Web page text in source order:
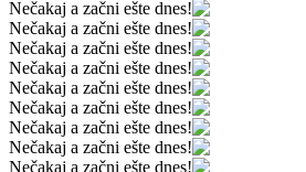
Nečakaj a začni ešte dnes!
Nečakaj a začni ešte dnes!
Nečakaj a začni ešte dnes!
Nečakaj a začni ešte dnes!
Nečakaj a začni ešte dnes!
Nečakaj a začni ešte dnes!
Nečakaj a začni ešte dnes!
Nečakaj a začni ešte dnes!
Nečakaj a začni ešte dnes!